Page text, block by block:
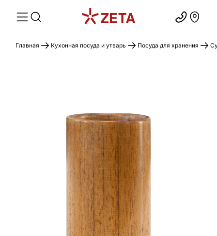
Главная Кухонная посуда и утварь Посуда для хранения